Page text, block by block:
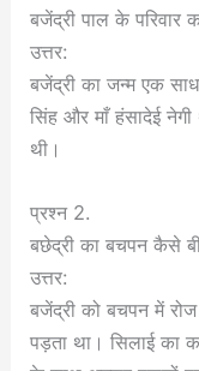
बजेंद्री पाल के परिवार
उत्तर:
बजेंद्री का जन्म एक
सिंह और माँ हंसादेई
थी।
प्रश्न 2.
बछेद्री का बचपन कैसे
उत्तर:
बजेंद्री को बचपन में
पड़ता था। सिलाई का